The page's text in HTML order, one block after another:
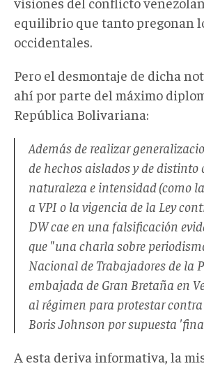
equilibrio que tanto pregonan
occidentales.
Pero el desmontaje de dicha
ahí por parte del máximo
República Bolivariana:
Además de realizar
de hechos aislados y de distinto
naturaleza e intensidad (como
a VPI o la vigencia de la Ley
DW cae en una falsificación
que "una charla sobre
Nacional de Trabajadores de la
embajada de Gran Bretaña en
al régimen para protestar contra
Boris Johnson por supuesta
A esta deriva informativa, la